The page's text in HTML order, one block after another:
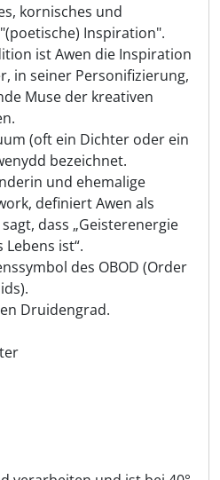
kornisches und
Inspiration".
ist Awen die Inspiration
in seiner Personifizierung,
Muse der kreativen
(oft ein Dichter oder ein
bezeichnet.
und ehemalige
definiert Awen als
dass „Geisterenergie
Lebens ist“.
des OBOD (Order
Druidengrad.